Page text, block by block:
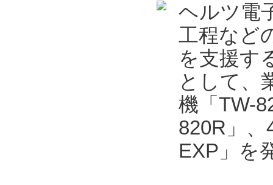
ヘルツ電
工程など
を支援す
として、
機「TW-
820R」
EXP」を